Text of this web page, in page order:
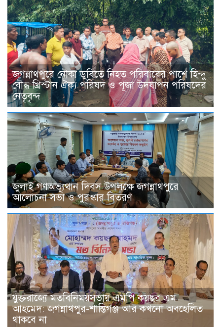
জগন্নাথপুরে নৌকা ডুবিতে নিহত পরিবারের পাশে হিন্দু
বৌদ্ধ খ্রিস্টান ঐক্য পরিষদ ও পূজা উদযাপন পরিষদের
নেতৃবৃন্দ
জুলাই গণঅভ্যূথান দিবস উপলক্ষে জগন্নাথপুরে
আলোচনা সভা ও পুরস্কার বিতরণ
যুক্তরাজ্যে মতবিনিময়সভায় এমপি কয়ছর এম
আহমেদ: জগন্নাথপুর-শান্তিগঞ্জ আর কখনো অবহেলিত
থাকবে না